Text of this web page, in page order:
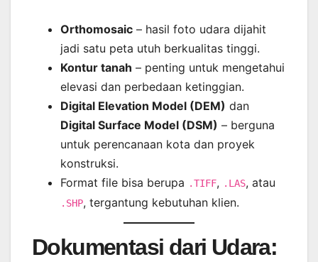
Orthomosaic – hasil foto udara dijahit
jadi satu peta utuh berkualitas tinggi.
Kontur tanah – penting untuk mengetahui
elevasi dan perbedaan ketinggian.
Digital Elevation Model (DEM) dan
Digital Surface Model (DSM) – berguna
untuk perencanaan kota dan proyek
konstruksi.
Format file bisa berupa .TIFF, .LAS, atau
.SHP, tergantung kebutuhan klien.
Dokumentasi dari Udara: